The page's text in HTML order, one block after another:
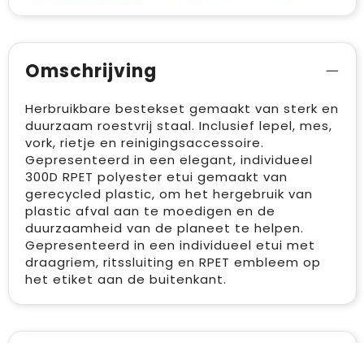
Omschrijving
Herbruikbare bestekset gemaakt van sterk en
duurzaam roestvrij staal. Inclusief lepel, mes,
vork, rietje en reinigingsaccessoire.
Gepresenteerd in een elegant, individueel
300D RPET polyester etui gemaakt van
gerecycled plastic, om het hergebruik van
plastic afval aan te moedigen en de
duurzaamheid van de planeet te helpen.
Gepresenteerd in een individueel etui met
draagriem, ritssluiting en RPET embleem op
het etiket aan de buitenkant.